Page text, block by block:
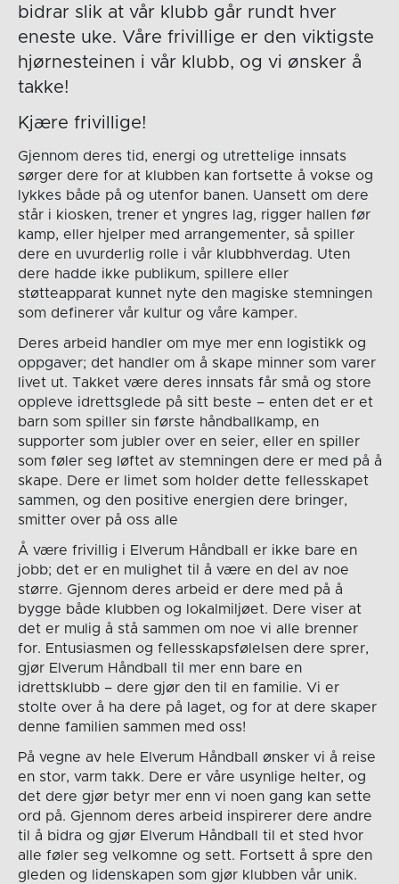
bidrar slik at vår klubb går rundt hver
eneste uke. Våre frivillige er den viktigste
hjørnesteinen i vår klubb, og vi ønsker å
takke!
Kjære frivillige!
Gjennom deres tid, energi og utrettelige innsats
sørger dere for at klubben kan fortsette å vokse og
lykkes både på og utenfor banen. Uansett om dere
står i kiosken, trener et yngres lag, rigger hallen før
kamp, eller hjelper med arrangementer, så spiller
dere en uvurderlig rolle i vår klubbhverdag. Uten
dere hadde ikke publikum, spillere eller
støtteapparat kunnet nyte den magiske stemningen
som definerer vår kultur og våre kamper.
Deres arbeid handler om mye mer enn logistikk og
oppgaver; det handler om å skape minner som varer
livet ut. Takket være deres innsats får små og store
oppleve idrettsglede på sitt beste – enten det er et
barn som spiller sin første håndballkamp, en
supporter som jubler over en seier, eller en spiller
som føler seg løftet av stemningen dere er med på å
skape. Dere er limet som holder dette fellesskapet
sammen, og den positive energien dere bringer,
smitter over på oss alle
Å være frivillig i Elverum Håndball er ikke bare en
jobb; det er en mulighet til å være en del av noe
større. Gjennom deres arbeid er dere med på å
bygge både klubben og lokalmiljøet. Dere viser at
det er mulig å stå sammen om noe vi alle brenner
for. Entusiasmen og fellesskapsfølelsen dere sprer,
gjør Elverum Håndball til mer enn bare en
idrettsklubb – dere gjør den til en familie. Vi er
stolte over å ha dere på laget, og for at dere skaper
denne familien sammen med oss!
På vegne av hele Elverum Håndball ønsker vi å reise
en stor, varm takk. Dere er våre usynlige helter, og
det dere gjør betyr mer enn vi noen gang kan sette
ord på. Gjennom deres arbeid inspirerer dere andre
til å bidra og gjør Elverum Håndball til et sted hvor
alle føler seg velkomne og sett. Fortsett å spre den
gleden og lidenskapen som gjør klubben vår unik.